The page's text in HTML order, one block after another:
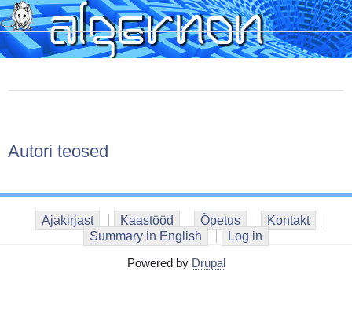
Skip
to
main
content
Autori teosed
Ajakirjast Kaastööd Õpetus
Kontakt
Summary in English
Log in
Powered by Drupal